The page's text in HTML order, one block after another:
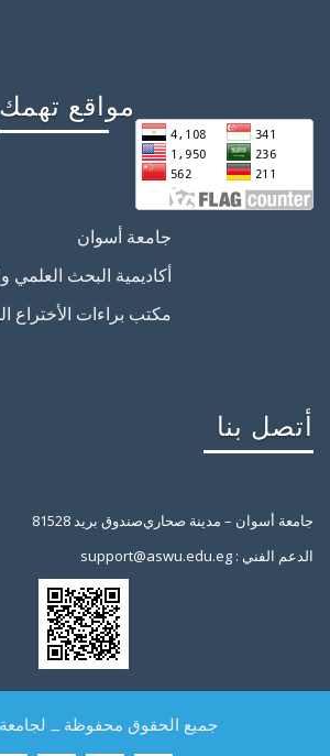
مواقع تهمك
جامعة أسوان
أكاديمية البحث العلمي
مكتب براءات الأختراع
أتصل بنا
جامعة أسوان – مدينة صحاريصندوق بريد 81528
support@aswu.edu.eg : الدعم الفني
جميع الحقوق محفوظة _